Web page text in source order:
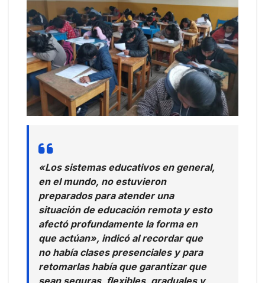
«Los sistemas educativos en general,
en el mundo, no estuvieron
preparados para atender una
situación de educación remota y esto
afectó profundamente la forma en
que actúan», indicó al recordar que
no había clases presenciales y para
retomarlas había que garantizar que